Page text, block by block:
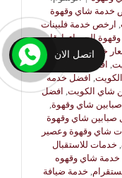
خدمة شاي وقهوة
ارخص خدمة فلبينات
الجهراء,ارقام
خدمة فلبينيات
افضل خدمة شاي
افضل خدمه
شاي الكويت افضل
شاي وقهوة
صبابين شاي وقهوة
شاي وقهوة وعصير
خدمات للاستقبال
خدمة شاي وقهوه
خدمة ضيافة
اتصل الان